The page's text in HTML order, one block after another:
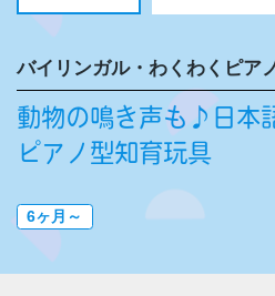
バイリンガル・わくわくピア
動物の鳴き声も♪日本
ピアノ型知育玩具
6ヶ月～